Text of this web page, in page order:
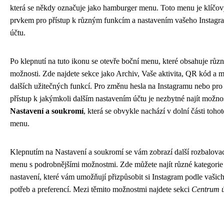
která se někdy označuje jako hamburger menu. Toto menu je
prvkem pro přístup k různým funkcím a nastavením vašeho
účtu.
Po klepnutí na tuto ikonu se otevře boční menu, které obsahuje
možnosti. Zde najdete sekce jako Archiv, Vaše aktivita, QR kód a
dalších užitečných funkcí. Pro změnu hesla na Instagramu nebo pro
přístup k jakýmkoli dalším nastavením účtu je nezbytné najít
Nastavení a soukromí, která se obvykle nachází v dolní části
menu.
Klepnutím na Nastavení a soukromí se vám zobrazí další
menu s podrobnějšími možnostmi. Zde můžete najít různé kategorie
nastavení, které vám umožňují přizpůsobit si Instagram podle vašich
potřeb a preferencí. Mezi těmito možnostmi najdete sekci Centrum